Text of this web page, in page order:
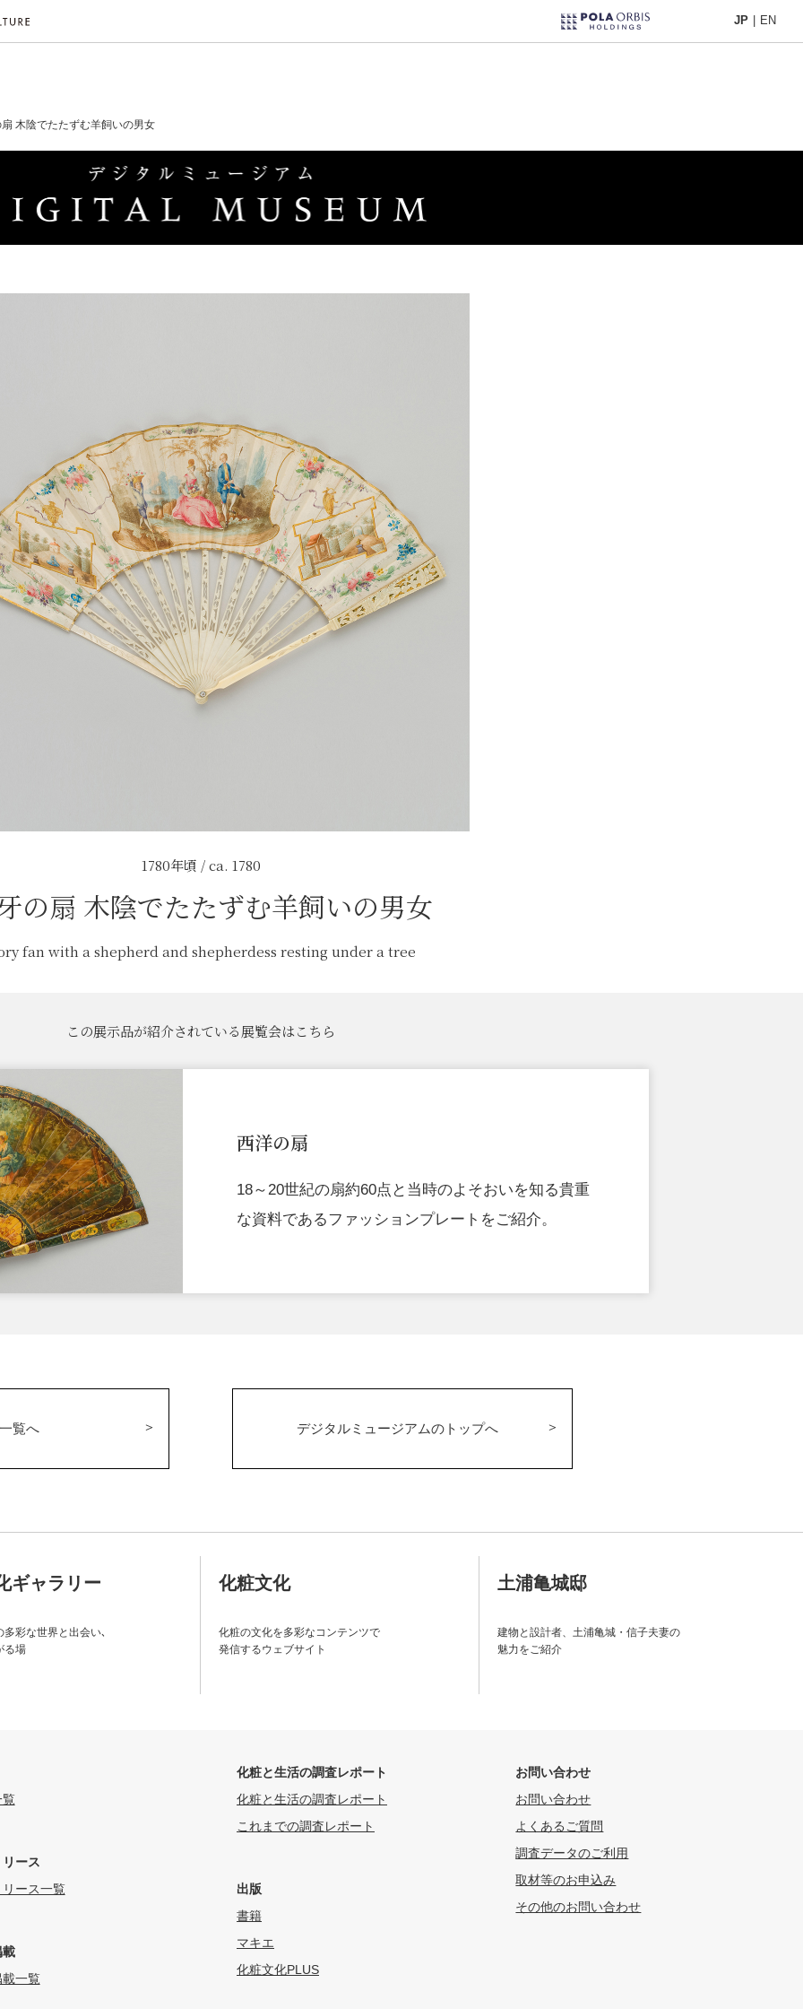
JP EN
木陰でたたずむ羊飼いの男女
1780年頃 / ca. 1780
の扇 木陰でたたずむ羊飼いの男女
fan with a shepherd and shepherdess resting under a tree
この展示品が紹介されている展覧会はこちら
西洋の扇
18～20世紀の扇約60点と当時のよそおいを知る貴重
な資料であるファッションプレートをご紹介。
覧へ デジタルミュージアムのトップへ
ギャラリー
彩な世界と出会い､
る場
化粧文化
化粧の文化を多彩なコンテンツで
発信するウェブサイト
土浦亀城邸
建物と設計者、土浦亀城・信子夫妻の
魅力をご紹介
覧
ース
ース一覧
載
一覧
化粧と生活の調査レポート
化粧と生活の調査レポート
これまでの調査レポート
出版
書籍
マキエ
化粧文化PLUS
お問い合わせ
お問い合わせ
よくあるご質問
調査データのご利用
取材等のお申込み
その他のお問い合わせ